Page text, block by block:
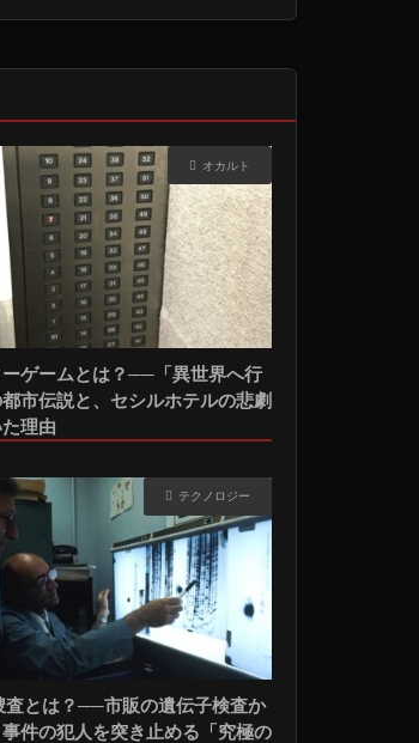
オカルト
ゲームとは？──「異世界へ行
都市伝説と、セシルホテルの悲劇
理由
テクノロジー
査とは？──市販の遺伝子検査か
件の犯人を突き止める「究極の